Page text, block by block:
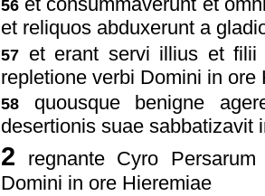
56
et reliquos abduxerunt a
57 et erant servi illius et filii
repletione verbi Domini in ore
58
quousque benigne
desertionis suae sabbatizavit
2 regnante Cyro
Domini in ore Hieremiae